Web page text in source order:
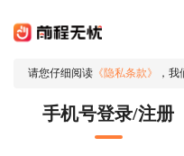
请您仔细阅读 《隐私条款》 ，
手机号登录/注册